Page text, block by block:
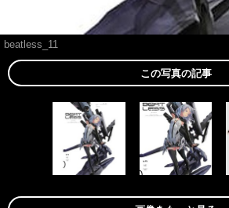
beatless_11
この写真の記事